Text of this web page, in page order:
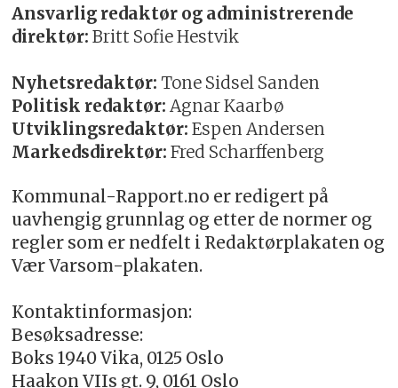
Ansvarlig redaktør og administrerende
direktør: Britt Sofie Hestvik
Nyhetsredaktør: Tone Sidsel Sanden
Politisk redaktør: Agnar Kaarbø
Utviklingsredaktør: Espen Andersen
Markedsdirektør: Fred Scharffenberg
Kommunal-Rapport.no er redigert på
uavhengig grunnlag og etter de normer og
regler som er nedfelt i Redaktørplakaten og
Vær Varsom-plakaten.
Kontaktinformasjon:
Besøksadresse:
Boks 1940 Vika, 0125 Oslo
Haakon VIIs gt. 9, 0161 Oslo